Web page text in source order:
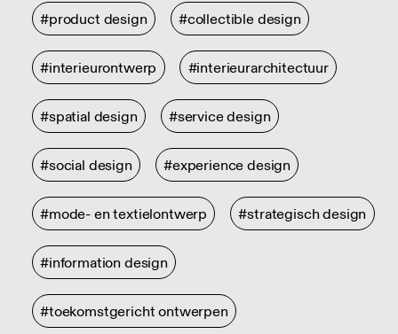
#product design #collectible design
#interieurontwerp #interieurarchitectuur
#spatial design #service design
#social design #experience design
#mode- en textielontwerp #strategisch design
#information design
#toekomstgericht ontwerpen